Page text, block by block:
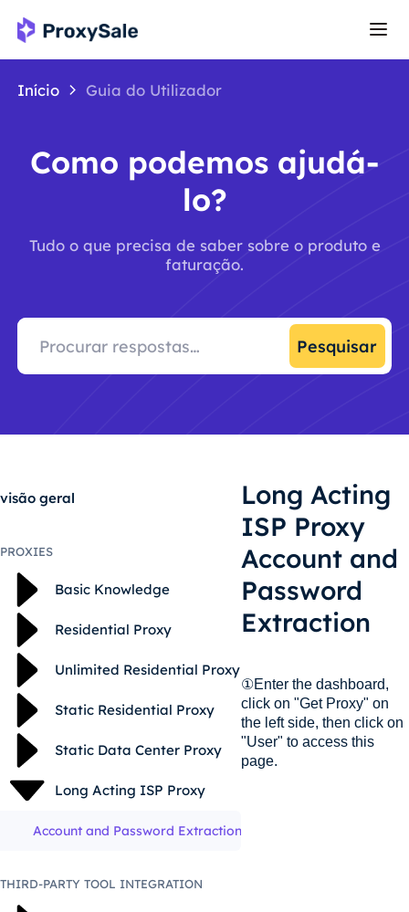
Início Guia do Utilizador
Como podemos ajudá-
lo?
Tudo o que precisa de saber sobre o produto e
faturação.
Pesquisar
visão geral
PROXIES
Basic Knowledge
Residential Proxy
Unlimited Residential Proxy
Static Residential Proxy
Static Data Center Proxy
Long Acting ISP Proxy
Account and Password Extraction
THIRD-PARTY TOOL INTEGRATION
Long Acting
ISP Proxy
Account and
Password
Extraction
①Enter the dashboard,
click on "Get Proxy" on
the left side, then click on
"User" to access this
page.